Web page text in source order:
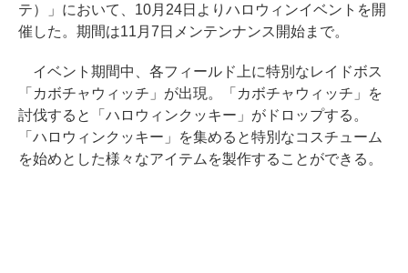
テ）」において、10月24日よりハロウィンイベントを開
催した。期間は11月7日メンテンナンス開始まで。
イベント期間中、各フィールド上に特別なレイドボス
「カボチャウィッチ」が出現。「カボチャウィッチ」を
討伐すると「ハロウィンクッキー」がドロップする。
「ハロウィンクッキー」を集めると特別なコスチューム
を始めとした様々なアイテムを製作することができる。